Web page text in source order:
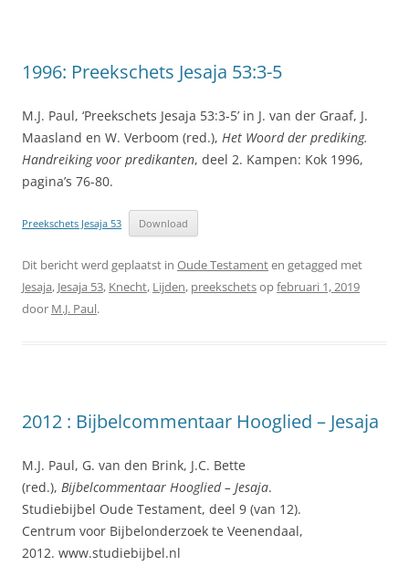
1996: Preekschets Jesaja 53:3-5
M.J. Paul, ‘Preekschets Jesaja 53:3-5’ in J. van der Graaf, J.
Maasland en W. Verboom (red.), Het Woord der prediking.
Handreiking voor predikanten, deel 2. Kampen: Kok 1996,
pagina’s 76-80.
Preekschets Jesaja 53 Download
Dit bericht werd geplaatst in Oude Testamenten getagged met
Jesaja, Jesaja 53, Knecht, Lijden, preekschetsopfebruari 1, 2019
door M.J. Paul.
2012 : Bijbelcommentaar Hooglied – Jesaja
M.J. Paul, G. van den Brink, J.C. Bette
(red.), Bijbelcommentaar Hooglied – Jesaja.
Studiebijbel Oude Testament, deel 9 (van 12).
Centrum voor Bijbelonderzoek te Veenendaal,
2012. www.studiebijbel.nl